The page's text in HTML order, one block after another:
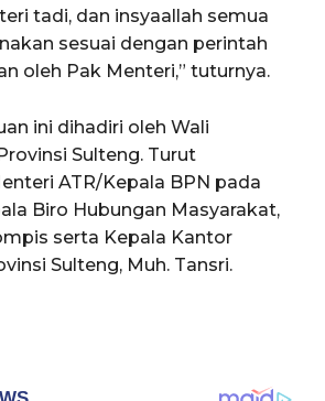
tadi, dan insyaallah semua
sesuai dengan perintah
oleh Pak Menteri,” tuturnya.
ini dihadiri oleh Wali
Sulteng. Turut
ATR/Kepala BPN pada
Biro Hubungan Masyarakat,
serta Kepala Kantor
Sulteng, Muh. Tansri.